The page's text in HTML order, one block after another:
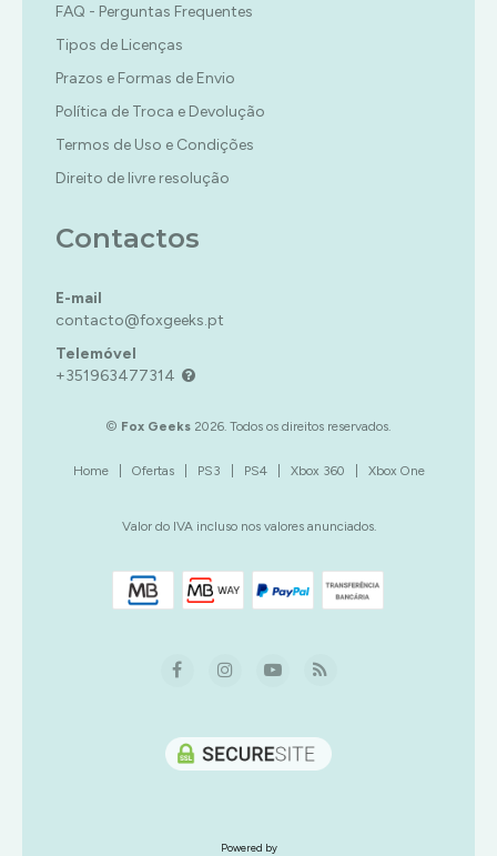
FAQ - Perguntas Frequentes
Tipos de Licenças
Prazos e Formas de Envio
Política de Troca e Devolução
Termos de Uso e Condições
Direito de livre resolução
Contactos
E-mail
contacto@foxgeeks.pt
Telemóvel
+351963477314
© Fox Geeks 2026. Todos os direitos reservados.
Home| Ofertas| PS3 PS4| Xbox 360 Xbox One
Valor do IVA incluso nos valores anunciados.
Powered by